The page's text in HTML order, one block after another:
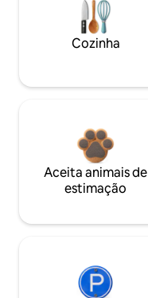
Cozinha
Aceita animais de
estimação